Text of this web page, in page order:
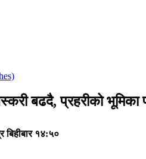
बढदै, प्रहरीको भूमिका
१४:५०